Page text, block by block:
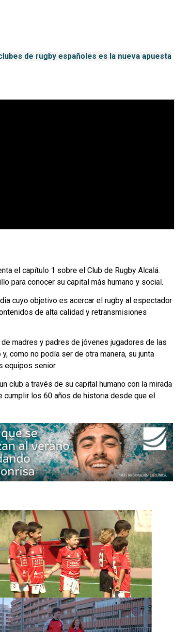
de rugby españoles es la nueva apuesta
el capítulo 1 sobre el Club de Rugby Alcalá.
para conocer su capital más humano y social.
cuyo objetivo es acercar el rugby al espectador
de alta calidad y retransmisiones
madres y padres de jóvenes jugadores de las
como no podía ser de otra manera, su junta
equipos senior.
club a través de su capital humano con la mirada
cumplir los 60 años de historia desde que el